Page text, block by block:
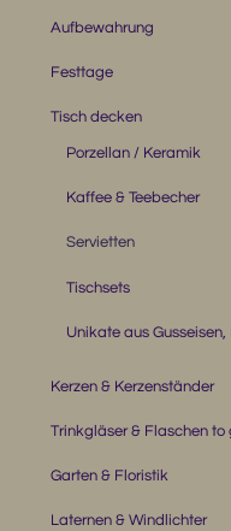
Aufbewahrung
Festtage
Tisch decken
Porzellan / Keramik
Kaffee & Teebecher
Servietten
Tischsets
Unikate aus
Kerzen & Kerzenständer
Trinkgläser & Flaschen to
Garten & Floristik
Laternen & Windlichter